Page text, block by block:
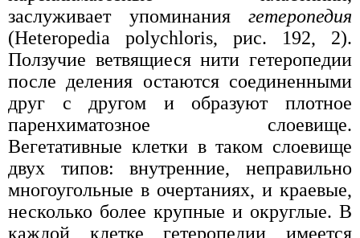
заслуживает упоминания гетеропедия
(Heteropedia polychloris, рис. 192, 2).
Ползучие ветвящиеся нити гетеропедии
после деления остаются соединенными
друг с другом и образуют плотное
паренхиматозное слоевище.
Вегетативные клетки в таком слоевище
двух типов: внутренние, неправильно
многоугольные в очертаниях, и краевые,
несколько более крупные и округлые. В
каждой клетке гетеропедии имеется